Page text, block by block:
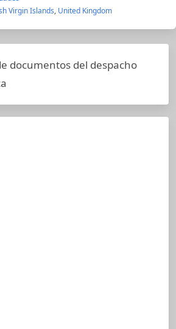
Virgin Islands, United Kingdom
documentos del despacho